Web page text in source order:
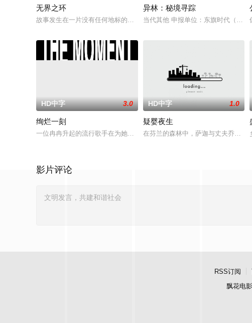
无界之环
故事发生在一片没有任何地标的荒漠中。一条铁丝网将两个虚构国家分隔
异林：秘境寻踪
当代其他 申报单位：东旗时代（北
HD中字 3.0
绚烂一刻
一位冉冉升起的流行歌手在为她的巡回演唱会首秀做准备的同时，努力应
HD中字 1.0
疑婴夜生
在芬兰的森林中，萨迦与丈夫乔恩迎
影片评论
RSS订阅
飘花电